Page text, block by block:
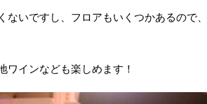
いですし、フロアもいくつかあるので、
ワインなども楽しめます！